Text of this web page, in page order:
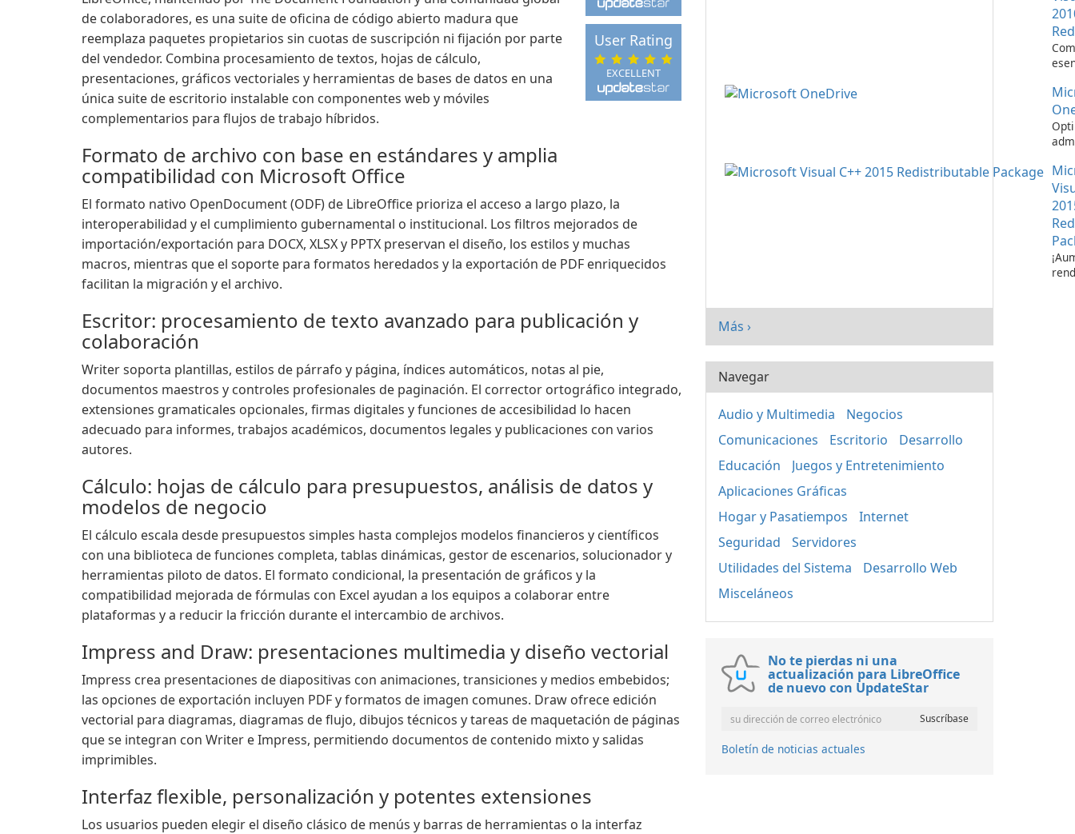
EXCELLENT
User Rating
de colaboradores, es una suite de oficina de código abierto madura que
reemplaza paquetes propietarios sin cuotas de suscripción ni fijación por parte
del vendedor. Combina procesamiento de textos, hojas de cálculo,
presentaciones, gráficos vectoriales y herramientas de bases de datos en una
única suite de escritorio instalable con componentes web y móviles
complementarios para flujos de trabajo híbridos.
Formato de archivo con base en estándares y amplia
compatibilidad con Microsoft Office
El formato nativo OpenDocument (ODF) de LibreOffice prioriza el acceso a largo plazo, la
interoperabilidad y el cumplimiento gubernamental o institucional. Los filtros mejorados de
importación/exportación para DOCX, XLSX y PPTX preservan el diseño, los estilos y muchas
macros, mientras que el soporte para formatos heredados y la exportación de PDF enriquecidos
facilitan la migración y el archivo.
Escritor: procesamiento de texto avanzado para publicación y
colaboración
Writer soporta plantillas, estilos de párrafo y página, índices automáticos, notas al pie,
documentos maestros y controles profesionales de paginación. El corrector ortográfico integrado,
extensiones gramaticales opcionales, firmas digitales y funciones de accesibilidad lo hacen
adecuado para informes, trabajos académicos, documentos legales y publicaciones con varios
autores.
Cálculo: hojas de cálculo para presupuestos, análisis de datos y
modelos de negocio
El cálculo escala desde presupuestos simples hasta complejos modelos financieros y científicos
con una biblioteca de funciones completa, tablas dinámicas, gestor de escenarios, solucionador y
herramientas piloto de datos. El formato condicional, la presentación de gráficos y la
compatibilidad mejorada de fórmulas con Excel ayudan a los equipos a colaborar entre
plataformas y a reducir la fricción durante el intercambio de archivos.
Impress and Draw: presentaciones multimedia y diseño vectorial
Impress crea presentaciones de diapositivas con animaciones, transiciones y medios embebidos;
las opciones de exportación incluyen PDF y formatos de imagen comunes. Draw ofrece edición
vectorial para diagramas, diagramas de flujo, dibujos técnicos y tareas de maquetación de páginas
que se integran con Writer e Impress, permitiendo documentos de contenido mixto y salidas
imprimibles.
Interfaz flexible, personalización y potentes extensiones
Los usuarios pueden elegir el diseño clásico de menús y barras de herramientas o la interfaz
Más ›
Navegar
Audio y Multimedia
Negocios
Comunicaciones
Escritorio
Desarrollo
Educación
Juegos y Entretenimiento
Aplicaciones Gráficas
Hogar y Pasatiempos
Internet
Seguridad
Servidores
Utilidades del Sistema
Desarrollo Web
Misceláneos
No te pierdas ni una
actualización para LibreOffice
de nuevo con UpdateStar
Boletín de noticias actuales